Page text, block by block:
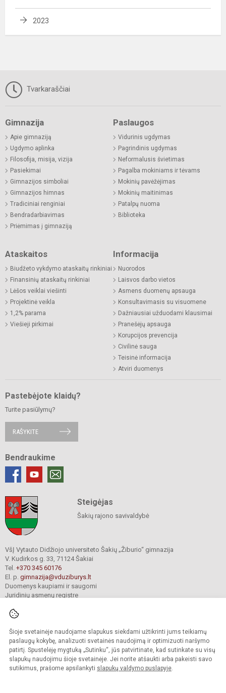
Šioje svetainėje naudojame slapukus siekdami užtikrinti jums teikiamų
paslaugų kokybę, analizuoti svetainės naudojimą ir optimizuoti naršymo
patirtį. Spustelėję mygtuką „Sutinku“, jūs patvirtinate, kad sutinkate su visų
slapukų naudojimu šioje svetainėje. Jei norite atšaukti arba pakeisti savo
sutikimus, prašome apsilankyti slapukų valdymo puslapyje.
2023
Tvarkaraščiai
Gimnazija
Apie gimnaziją
Ugdymo aplinka
Filosofija, misija, vizija
Pasiekimai
Gimnazijos simboliai
Gimnazijos himnas
Tradiciniai renginiai
Bendradarbiavimas
Priėmimas į gimnaziją
Paslaugos
Vidurinis ugdymas
Pagrindinis ugdymas
Neformalusis švietimas
Pagalba mokiniams ir tėvams
Mokinių pavėžėjimas
Mokinių maitinimas
Patalpų nuoma
Biblioteka
Ataskaitos
Biudžeto vykdymo ataskaitų rinkiniai
Finansinių ataskaitų rinkiniai
Lėšos veiklai viešinti
Projektinė veikla
1,2% parama
Viešieji pirkimai
Informacija
Nuorodos
Laisvos darbo vietos
Asmens duomenų apsauga
Konsultavimasis su visuomene
Dažniausiai užduodami klausimai
Pranešėjų apsauga
Korupcijos prevencija
Civilinė sauga
Teisinė informacija
Atviri duomenys
Pastebėjote klaidų?
Turite pasiūlymų?
RAŠYKITE
Bendraukime
Steigėjas
Šakių rajono savivaldybė
VšĮ Vytauto Didžiojo universiteto Šakių „Žiburio“ gimnazija
V. Kudirkos g. 33, 71124 Šakiai
Tel. +370 345 60176
El. p. gimnazija@vduziburys.lt
Duomenys kaupiami ir saugomi
Juridinių asmenų registre
© 2024. VDU Šakių „Žiburio“ gimnazija. Visos teisės saugomos.
Kopijuoti turinį be raštiško gimnazijos sutikimo griežtai draudžiama.